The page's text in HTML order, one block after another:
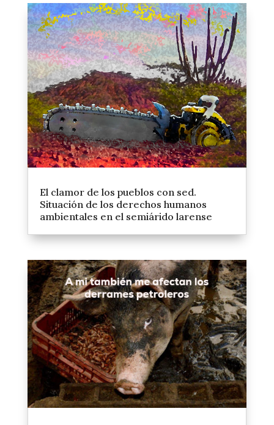
El clamor de los pueblos con sed.
Situación de los derechos humanos
ambientales en el semiárido larense